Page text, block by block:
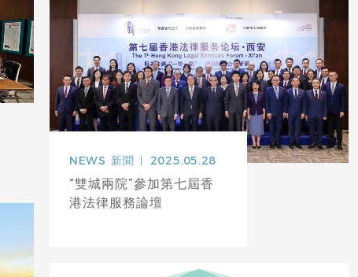
NEWS 新聞 2025.05.28
“雙城兩院”參加第七屆香
港法律服務論壇